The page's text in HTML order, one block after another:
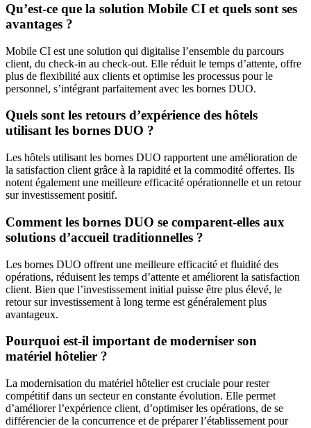
Qu’est-ce que la solution Mobile CI et quels sont ses
avantages ?
Mobile CI est une solution qui digitalise l’ensemble du parcours
client, du check-in au check-out. Elle réduit le temps d’attente, offre
plus de flexibilité aux clients et optimise les processus pour le
personnel, s’intégrant parfaitement avec les bornes DUO.
Quels sont les retours d’expérience des hôtels
utilisant les bornes DUO ?
Les hôtels utilisant les bornes DUO rapportent une amélioration de
la satisfaction client grâce à la rapidité et la commodité offertes. Ils
notent également une meilleure efficacité opérationnelle et un retour
sur investissement positif.
Comment les bornes DUO se comparent-elles aux
solutions d’accueil traditionnelles ?
Les bornes DUO offrent une meilleure efficacité et fluidité des
opérations, réduisent les temps d’attente et améliorent la satisfaction
client. Bien que l’investissement initial puisse être plus élevé, le
retour sur investissement à long terme est généralement plus
avantageux.
Pourquoi est-il important de moderniser son
matériel hôtelier ?
La modernisation du matériel hôtelier est cruciale pour rester
compétitif dans un secteur en constante évolution. Elle permet
d’améliorer l’expérience client, d’optimiser les opérations, de se
différencier de la concurrence et de préparer l’établissement pour